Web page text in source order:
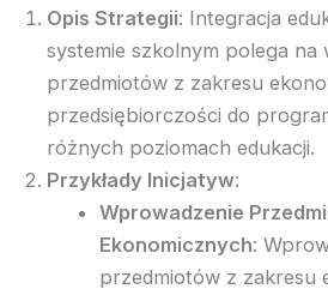
Opis Strategii: Integracja
systemie szkolnym polega na
przedmiotów z zakresu
przedsiębiorczości do
różnych poziomach edukacji.
Przykłady Inicjatyw:
Wprowadzenie
Ekonomicznych:
przedmiotów z zakresu